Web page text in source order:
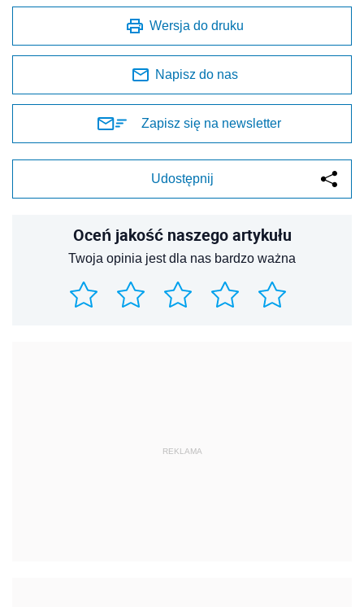
Wersja do druku
Napisz do nas
Zapisz się na newsletter
Udostępnij
Oceń jakość naszego artykułu
Twoja opinia jest dla nas bardzo ważna
REKLAMA